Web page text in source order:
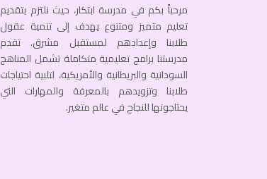
مرحباً بكم في مدرسة ابتكار، حيث نلتزم بتقديم
تعليم متميز ومتنوع يهدف إلى تنمية عقول
طلابنا وإعدادهم لمستقبل مشرق. تقدم
مدرستنا برامج تعليمية متكاملة تشمل المناهج
السودانية والبريطانية والأمريكية، لتلبية احتياجات
طلابنا وتزويدهم بالمعرفة والمهارات التي
يحتاجونها للنجاح في عالم متغير.